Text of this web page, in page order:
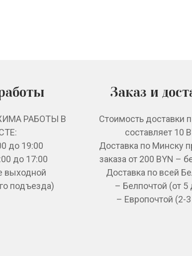
РАБОТЫ В
до 19:00
до 17:00
выходной
подъезда)
Заказ и
Стоимость доставки
составляет 10
Доставка по Минску
заказа от 200 BYN –
Доставка по всей
– Белпочтой (от 5
– Европочтой (2-